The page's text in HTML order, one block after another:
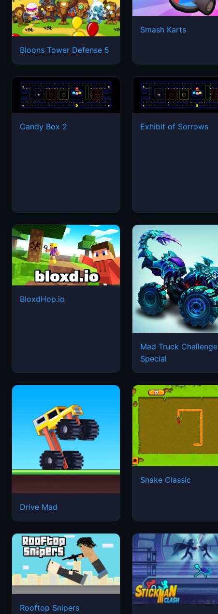
Bloons Tower Defense 5
Smash Karts
Candy Box 2 Exhibit of Sorrows
BloxdHop.io
Mad Truck Challenge
Special
Drive Mad
Snake Classic
Rooftop Snipers